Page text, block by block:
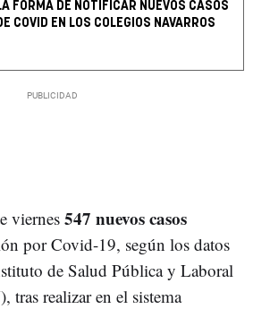
FORMA DE NOTIFICAR NUEVOS CASOS
COVID EN LOS COLEGIOS NAVARROS
viernes 547 nuevos casos
por Covid-19, según los datos
de Salud Pública y Laboral
tras realizar en el sistema